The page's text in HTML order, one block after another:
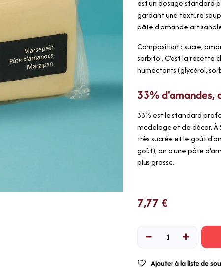
est un dosage standard
gardant une texture
pâte d'amande
Composition : sucre,
sorbitol. C'est la recette
humectants (glycérol,
33% d'amandes,
33% est le standard
modelage et de décor.
très sucrée et le goût
goût), on a une pâte
plus grasse.
7,77 €
Ajouter à la liste de